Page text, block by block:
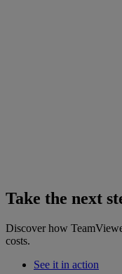
Take the next
Discover how
costs.
See it in action